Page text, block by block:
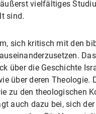
vielfältiges
sind.
sich kritisch mit den
über die Geschichte
über deren Theologie.
zu den theologischen
auch dazu bei, sich